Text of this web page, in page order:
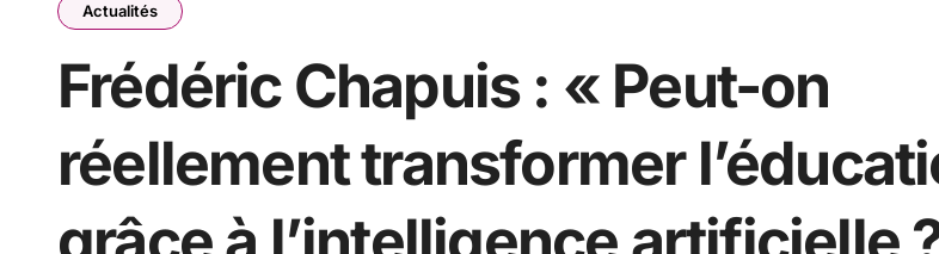
Actualités
Frédéric Chapuis : « Peut-on
réellement transformer